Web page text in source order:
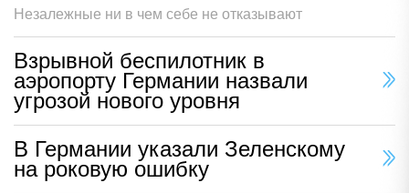
Незалежные ни в чем себе не отказывают
Взрывной беспилотник в
аэропорту Германии назвали
угрозой нового уровня
В Германии указали Зеленскому
на роковую ошибку